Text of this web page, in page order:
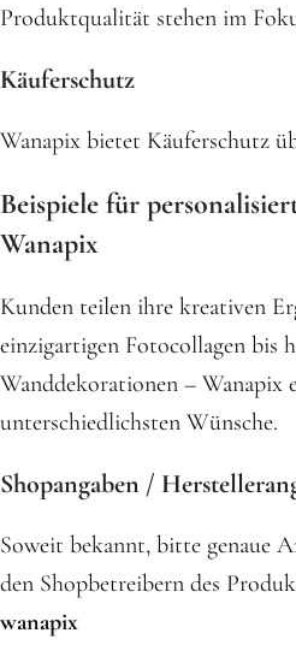
Produktqualität stehen im
Käuferschutz
Wanapix bietet Käuferschutz
Beispiele für
Wanapix
Kunden teilen ihre kreativen
einzigartigen Fotocollagen bis
Wanddekorationen – Wanapix
unterschiedlichsten Wünsche.
Shopangaben /
Soweit bekannt, bitte genaue
den Shopbetreibern des
wanapix